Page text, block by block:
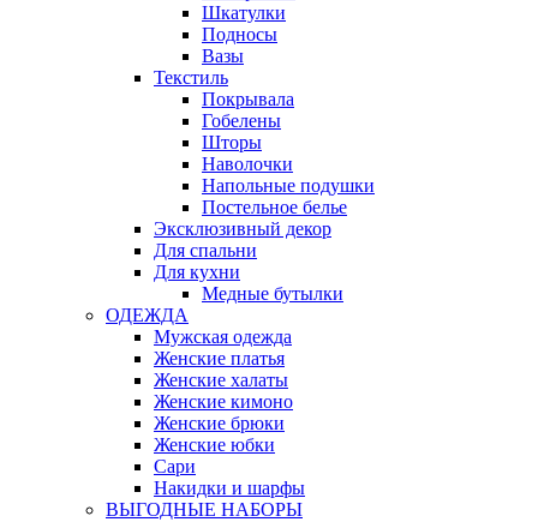
Шкатулки
Подносы
Вазы
Текстиль
Покрывала
Гобелены
Шторы
Наволочки
Напольные подушки
Постельное белье
Эксклюзивный декор
Для спальни
Для кухни
Медные бутылки
ОДЕЖДА
Мужская одежда
Женские платья
Женские халаты
Женские кимоно
Женские брюки
Женские юбки
Сари
Накидки и шарфы
ВЫГОДНЫЕ НАБОРЫ